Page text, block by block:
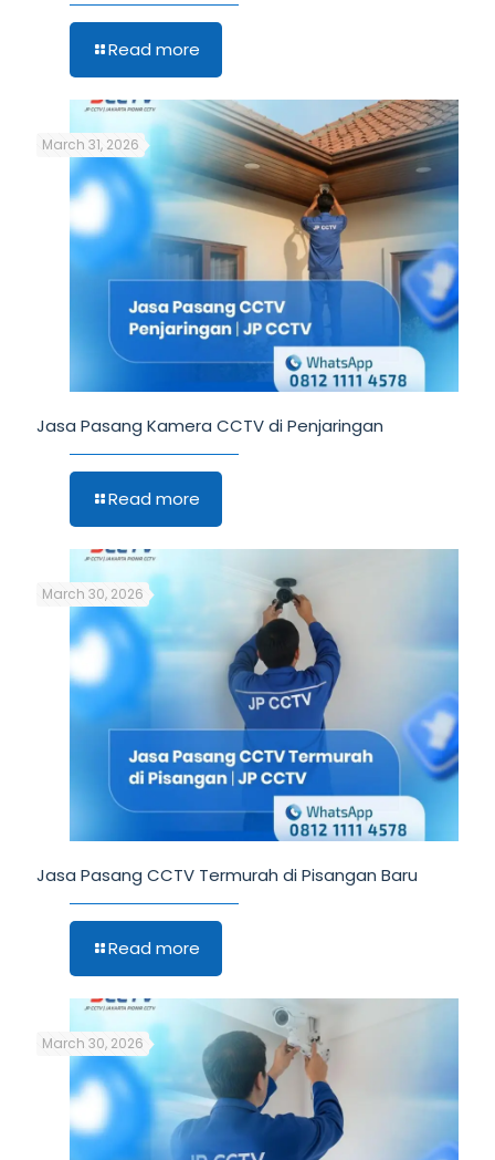
Read more
March 31, 2026
Jasa Pasang Kamera CCTV di Penjaringan
Read more
March 30, 2026
Jasa Pasang CCTV Termurah di Pisangan Baru
Read more
March 30, 2026